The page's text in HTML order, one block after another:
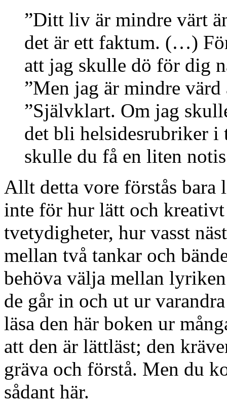
”Ditt liv är mindre värt
det är ett faktum. (…)
att jag skulle dö för dig
”Men jag är mindre värd
”Självklart. Om jag
det bli helsidesrubriker i
skulle du få en liten
Allt detta vore förstås
inte för hur lätt och kreativt
tvetydigheter, hur vasst
mellan två tankar och
behöva välja mellan
de går in och ut ur
läsa den här boken ur
att den är lättläst; den
gräva och förstå. Men du
sådant här.